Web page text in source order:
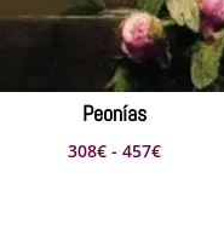
Peonías
308€ - 457€Rango